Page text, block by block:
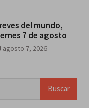
del mundo,
7 de agosto
agosto 7, 2026